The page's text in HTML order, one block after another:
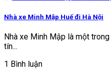
Nhà xe Minh Mập Huế đi Hà Nội
Nhà xe Minh Mập là một
tín...
1 Bình luận